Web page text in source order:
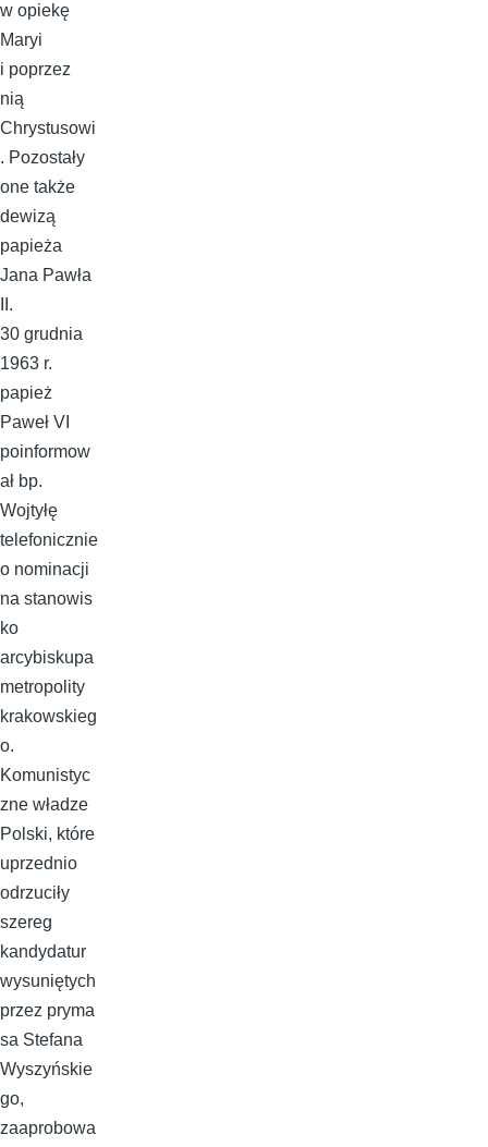
w opiekę
Maryi
i poprzez
nią
Chrystusowi
. Pozostały
one także
dewizą
papieża
Jana Pawła
II.
30 grudnia
1963 r.
papież
Paweł VI
poinformow
ał bp.
Wojtyłę
telefonicznie
o nominacji
na stanowis
ko
arcybiskupa
metropolity
krakowskieg
o.
Komunistyc
zne władze
Polski, które
uprzednio
odrzuciły
szereg
kandydatur
wysuniętych
przez pryma
sa Stefana
Wyszyńskie
go,
zaaprobowa